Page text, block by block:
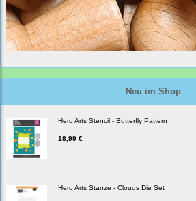
Neu im Shop
Hero Arts Stencil - Butterfly Pattern
18,99 €
Hero Arts Stanze - Clouds Die Set